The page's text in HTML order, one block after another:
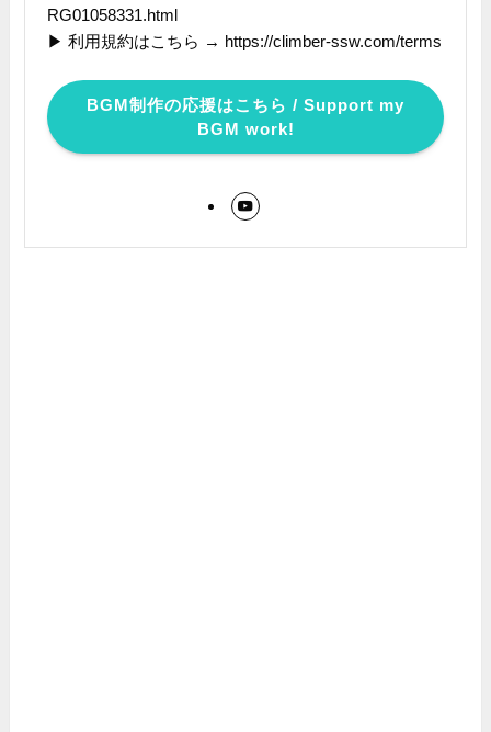
RG01058331.html
▶ 利用規約はこちら → https://climber-ssw.com/terms
BGM制作の応援はこちら / Support my
BGM work!